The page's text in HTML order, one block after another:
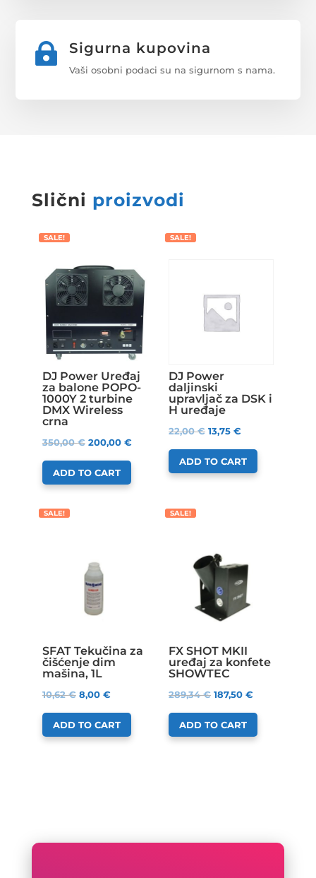
 Sigurna kupovina
Vaši osobni podaci su na sigurnom s nama.
Slični proizvodi
SALE!
DJ Power Uređaj
za balone POPO-
1000Y 2 turbine
DMX Wireless
crna
350,00€ 200,00 €
ADD TO CART
SALE!
DJ Power
daljinski
upravljač za DSK i
H uređaje
22,00€ 13,75 €
ADD TO CART
SALE!
SFAT Tekučina za
čišćenje dim
mašina, 1L
10,62€ 8,00 €
ADD TO CART
SALE!
FX SHOT MKII
uređaj za konfete
SHOWTEC
289,34€ 187,50 €
ADD TO CART